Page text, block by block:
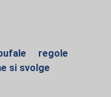
regole
si svolge